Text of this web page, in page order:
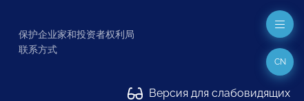
保护企业家和投资者权利局
联系方式
Версия для слабовидящих
CN